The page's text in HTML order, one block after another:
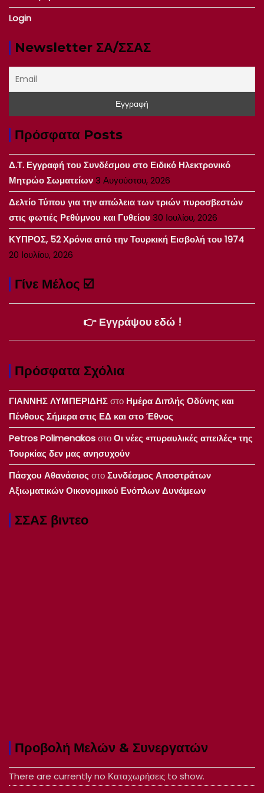
Login
Newsletter ΣΑ/ΣΣΑΣ
Πρόσφατα Posts
Δ.Τ. Εγγραφή του Συνδέσμου στο Ειδικό Ηλεκτρονικό
Μητρώο Σωματείων3 Αυγούστου, 2026
Δελτίο Τύπου για την απώλεια των τριών πυροσβεστών
στις φωτιές Ρεθύμνου και Γυθείου 30 Ιουλίου, 2026
ΚΥΠΡΟΣ, 52 Χρόνια από την Τουρκική Εισβολή του 1974
20 Ιουλίου, 2026
Γίνε Μέλος ☑️
👉 Εγγράψου εδώ !
Πρόσφατα Σχόλια
ΓΙΑΝΝΗΣ ΛΥΜΠΕΡΙΔΗΣστο Ημέρα Διπλής Οδύνης και
Πένθους Σήμερα στις ΕΔ και στο Έθνος
Petros PolimenakosστοΟι νέες «πυραυλικές απειλές» της
Τουρκίας δεν μας ανησυχούν
Πάσχου Αθανάσιος στοΣυνδέσμος Αποστράτων
Αξιωματικών Οικονομικού Ενόπλων Δυνάμεων
ΣΣΑΣ βιντεο
Προβολή Μελών & Συνεργατών
There are currently no Καταχωρήσεις to show.